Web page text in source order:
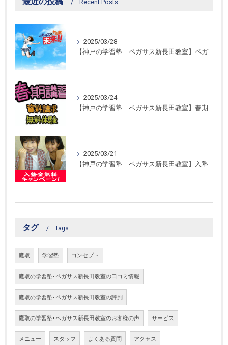
Recent Posts
2025/03/28
【神戸の学習塾 ペガサス新長田教室】ペガサス学習スタイル！
2025/03/24
【神戸の学習塾 ペガサス新長田教室】春期講習開催！
2025/03/21
【神戸の学習塾 ペガサス新長田教室】入塾金無料キャンペーン！
タグ Tags
鷹取 学習塾 コンセプト
鷹取の学習塾･ペガサス新長田教室の口コミ情報
鷹取の学習塾･ペガサス新長田教室の評判
鷹取の学習塾･ペガサス新長田教室のお客様の声 サービス
メニュー スタッフ よくある質問 アクセス